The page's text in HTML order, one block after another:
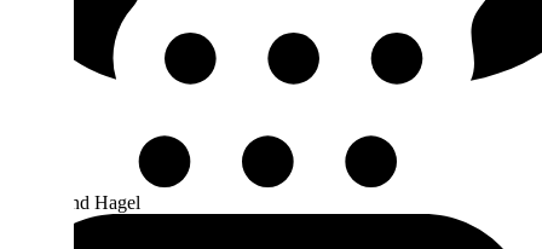
Sturm und Hagel